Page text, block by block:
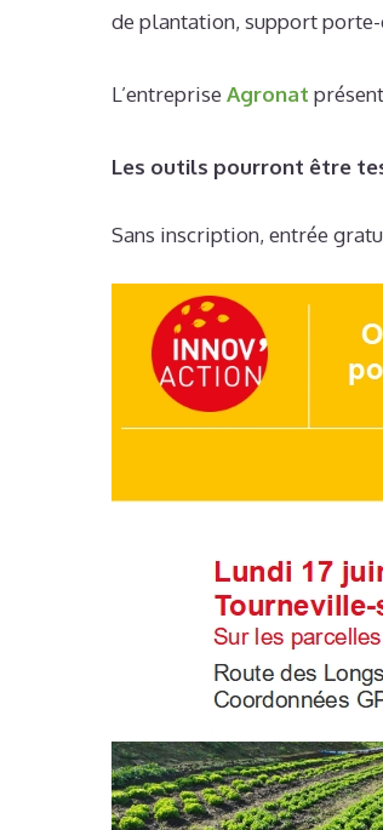
de plantation, support
L’entreprise Agronat
Les outils pourront être
Sans inscription, entrée